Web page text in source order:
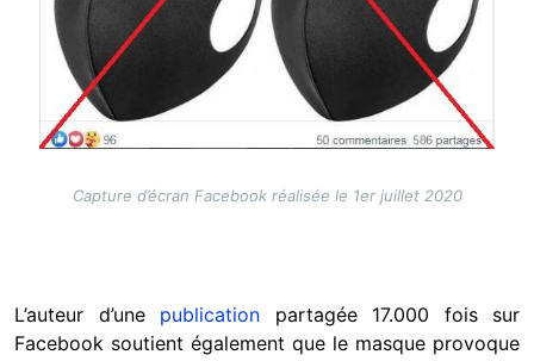
Capture d’écran Facebook réalisée le 1er juillet 2020
L’auteur d’une publication partagée 17.000 fois sur
Facebook soutient également que le masque provoque